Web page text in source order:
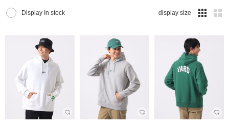
Display In stock display size